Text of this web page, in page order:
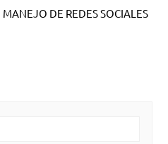
DE REDES SOCIALES